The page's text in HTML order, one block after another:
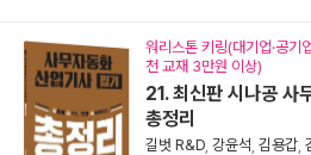
워리스톤 키링(대기업·공기
천 교재 3만원 이상)
21. 최신판 시나공 사
총정리
길벗 R&D 강윤석 김용갑